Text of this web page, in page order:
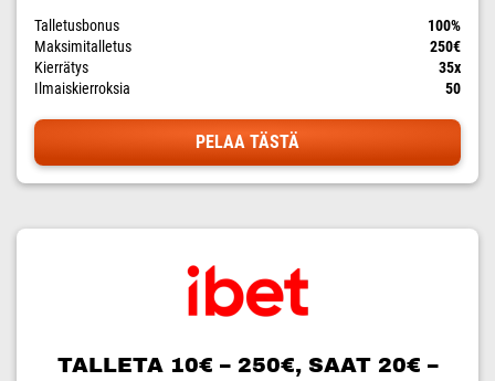
Talletusbonus
100%
Maksimitalletus
250€
Kierrätys
35x
Ilmaiskierroksia
50
PELAA TÄSTÄ
TALLETA 10€ – 250€, SAAT 20€ –